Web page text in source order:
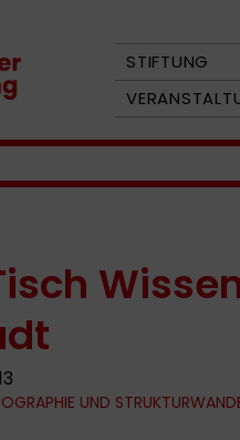
STIFTUNG
UND